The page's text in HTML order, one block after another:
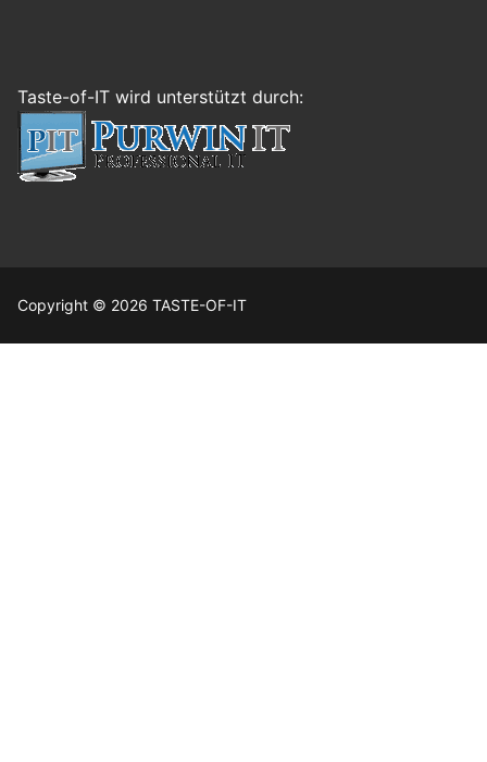
Taste-of-IT wird unterstützt durch:
Copyright © 2026 TASTE-OF-IT